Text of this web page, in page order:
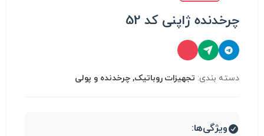
چرخدنده ژاپنی کد 52
دسته بندی: تجهیزات روباتیک, چرخدنده و پولی
ویژگی‌ها: